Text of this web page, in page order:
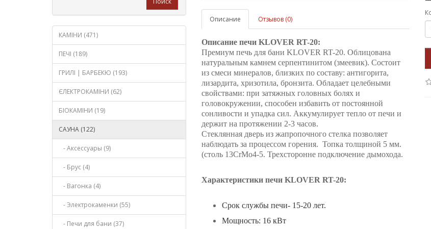
КАМІНИ (471)
ПЕЧІ (189)
ГРИЛІ | БАРБЕКЮ (193)
ЄЛЕКТРОКАМІНИ (62)
БІОКАМІНИ (19)
САУНА (122)
- Аксессуары (9)
- Брус (4)
- Вагонка (4)
- Электрокаменки (55)
- Печи для бани (37)
Описание Отзывов (0)
Описание печи KLOVER RT-20:
Премиум печь для бани KLOVER RT-20. Облицована
натуральным камнем серпентинитом (змеевик). Состоит
из смеси минералов, близких по составу: антигорита,
лизардита, хризотила, бронзита. Обладает целебными
свойствами: при затяжных головных болях и
головокружении, способен избавить от постоянной
сонливости и упадка сил. Аккумулирует тепло от печи и
держит на протяжении 2-3 часов.
Стеклянная дверь из жапропочного стелка позволяет
наблюдать за процессом горения. Топка толщиной 5 мм.
(столь 13CrMo4-5. Трехсторонне подключение дымохода.
Характеристики печи KLOVER RT-20:
Срок службы печи- 15-20 лет.
Мощность: 16 кВт